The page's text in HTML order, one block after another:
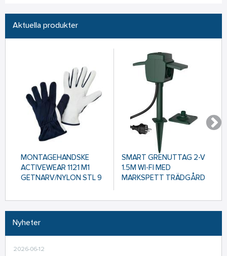
Aktuella produkter
MONTAGEHANDSKE
ACTIVEWEAR 1121 M1
GETNARV/NYLON STL 9
SMART GRENUTTAG 2-V
1.5M WI-FI MED
MARKSPETT TRÄDGÅRD
Nyheter
2026-06-12